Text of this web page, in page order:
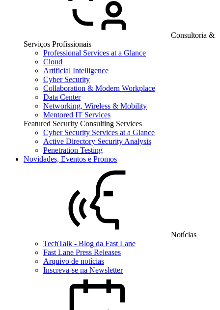
Consultoria &
Serviços Profissionais
Professional Services at a Glance
Cloud
Artificial Intelligence
Cyber Security
Collaboration & Modern Workplace
Data Center
Networking, Wireless & Mobility
Mentored IT Services
Featured Security Consulting Services
Cyber Security Services at a Glance
Active Directory Security Analysis
Penetration Testing
Novidades, Eventos e Promos
Notícias
TechTalk - Blog da Fast Lane
Fast Lane Press Releases
Arquivo de notícias
Inscreva-se na Newsletter